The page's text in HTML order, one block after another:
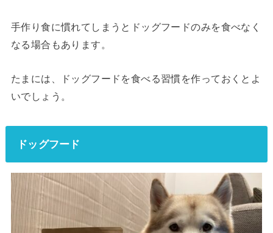
手作り食に慣れてしまうとドッグフードのみを食べなく
なる場合もあります。
たまには、ドッグフードを食べる習慣を作っておくとよ
いでしょう。
ドッグフード